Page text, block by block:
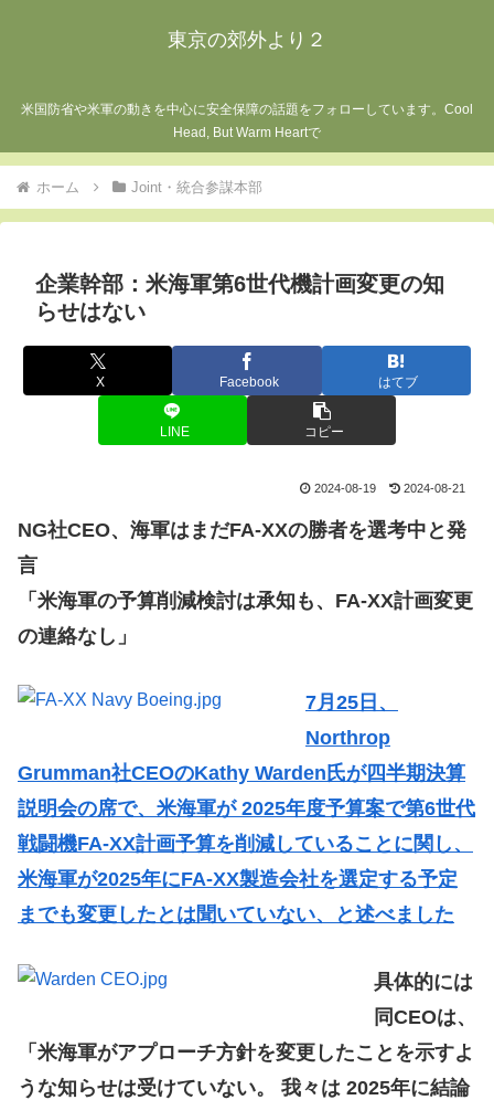
東京の郊外より２
米国防省や米軍の動きを中心に安全保障の話題をフォローしています。Cool
Head, But Warm Heartで
ホーム Joint・統合参謀本部
企業幹部：米海軍第6世代機計画変更の知
らせはない
X Facebook はてブ
LINE コピー
2024-08-19 2024-08-21
NG社CEO、海軍はまだFA-XXの勝者を選考中と発
言
「米海軍の予算削減検討は承知も、FA-XX計画変更
の連絡なし」
7月25日、
Northrop
Grumman社CEOのKathy Warden氏が四半期決算
説明会の席で、米海軍が 2025年度予算案で第6世代
戦闘機FA-XX計画予算を削減していることに関し、
米海軍が2025年にFA-XX製造会社を選定する予定
までも変更したとは聞いていない、と述べました
具体的には
同CEOは、
「米海軍がアプローチ方針を変更したことを示すよ
うな知らせは受けていない。 我々は 2025年に結論